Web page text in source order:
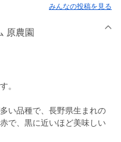
みんなの投稿を見る
原農園
。
い品種で、長野県生まれの
で、黒に近いほど美味しい